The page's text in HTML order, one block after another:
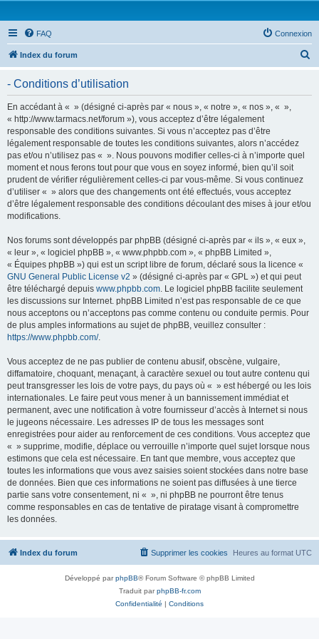
FAQ Connexion
Index du forum
- Conditions d’utilisation
En accédant à « » (désigné ci-après par « nous », « notre », « nos », « »,
« http://www.tarmacs.net/forum »), vous acceptez d’être légalement
responsable des conditions suivantes. Si vous n’acceptez pas d’être
légalement responsable de toutes les conditions suivantes, alors n’accédez
pas et/ou n’utilisez pas « ». Nous pouvons modifier celles-ci à n’importe quel
moment et nous ferons tout pour que vous en soyez informé, bien qu’il soit
prudent de vérifier régulièrement celles-ci par vous-même. Si vous continuez
d’utiliser « » alors que des changements ont été effectués, vous acceptez
d’être légalement responsable des conditions découlant des mises à jour et/ou
modifications.
Nos forums sont développés par phpBB (désigné ci-après par « ils », « eux »,
« leur », « logiciel phpBB », « www.phpbb.com », « phpBB Limited »,
« Équipes phpBB ») qui est un script libre de forum, déclaré sous la licence «
GNU General Public License v2 » (désigné ci-après par « GPL ») et qui peut
être téléchargé depuis www.phpbb.com. Le logiciel phpBB facilite seulement
les discussions sur Internet. phpBB Limited n’est pas responsable de ce que
nous acceptons ou n’acceptons pas comme contenu ou conduite permis. Pour
de plus amples informations au sujet de phpBB, veuillez consulter :
https://www.phpbb.com/.
Vous acceptez de ne pas publier de contenu abusif, obscène, vulgaire,
diffamatoire, choquant, menaçant, à caractère sexuel ou tout autre contenu qui
peut transgresser les lois de votre pays, du pays où « » est hébergé ou les lois
internationales. Le faire peut vous mener à un bannissement immédiat et
permanent, avec une notification à votre fournisseur d’accès à Internet si nous
le jugeons nécessaire. Les adresses IP de tous les messages sont
enregistrées pour aider au renforcement de ces conditions. Vous acceptez que
« » supprime, modifie, déplace ou verrouille n’importe quel sujet lorsque nous
estimons que cela est nécessaire. En tant que membre, vous acceptez que
toutes les informations que vous avez saisies soient stockées dans notre base
de données. Bien que ces informations ne soient pas diffusées à une tierce
partie sans votre consentement, ni « », ni phpBB ne pourront être tenus
comme responsables en cas de tentative de piratage visant à compromettre
les données.
Index du forum Heures au format UTC
Supprimer les cookies
Développé parphpBB® Forum Software © phpBB Limited
Traduit parphpBB-fr.com
Confidentialité | Conditions